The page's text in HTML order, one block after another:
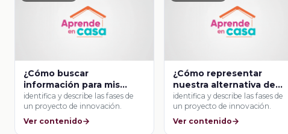
¿Cómo buscar
información para mis
alternativas de solución?
identifica y describe las fases de
un proyecto de innovación.
Ver contenido
¿Cómo representar
nuestra alternativa de
solución?
identifica y describe las fases de
un proyecto de innovación.
Ver contenido